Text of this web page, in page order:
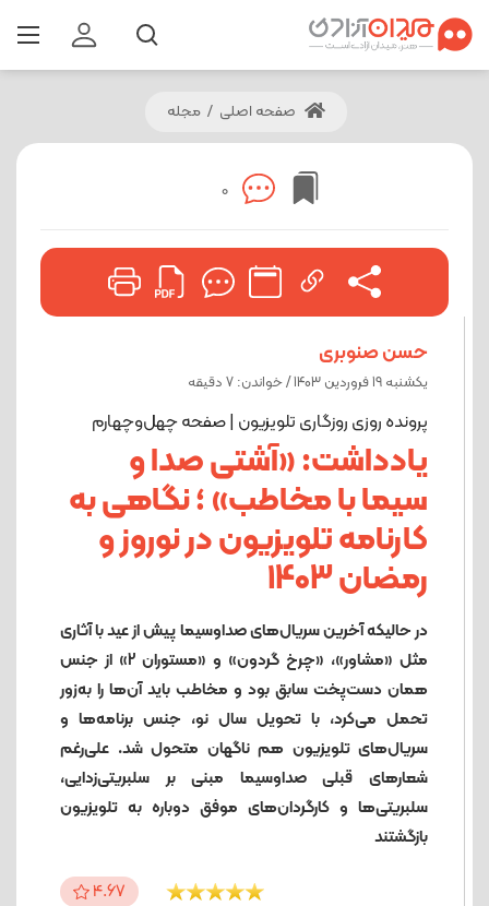
صفحه اصلی / مجله
0
حسن صنوبری
یکشنبه 19 فروردین 1403 / خواندن: 7 دقیقه
پرونده روزی روزگاری تلویزیون | صفحه چهل‌وچهارم
یادداشت: «آشتی صدا و
سیما با مخاطب» ؛ نگاهی به
کارنامه تلویزیون در نوروز و
رمضان 1403
در حالیکه آخرین سریال‌های صداوسیما پیش از عید با آثاری
مثل «مشاور»، «چرخ گردون» و «مستوران 2» از جنس
همان دست‌پخت سابق بود و مخاطب باید آن‌ها را به‌زور
تحمل می‌کرد، با تحویل سال نو، جنس برنامه‌ها و
سریال‌های تلویزیون هم ناگهان متحول شد. علی‌رغم
شعارهای قبلی صداوسیما مبنی بر سلبریتی‌زدایی،
سلبریتی‌ها و کارگردان‌های موفق دوباره به تلویزیون
بازگشتند
4.67